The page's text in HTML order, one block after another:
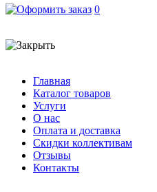
0
Главная
Каталог товаров
Услуги
О нас
Оплата и доставка
Скидки коллективам
Отзывы
Контакты